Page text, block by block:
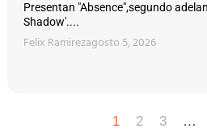
Presentan "Absence",segundo
Shadow'....
Felix Ramirezagosto 5, 2026
1 2 3 …